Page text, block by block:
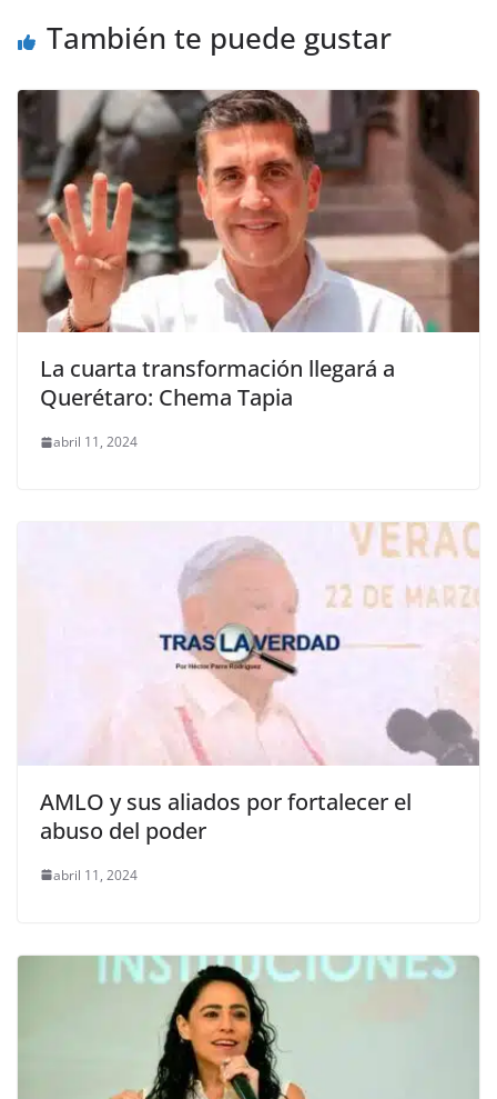
k
También te puede gustar
La cuarta transformación llegará a
Querétaro: Chema Tapia
abril 11, 2024
AMLO y sus aliados por fortalecer el
abuso del poder
abril 11, 2024